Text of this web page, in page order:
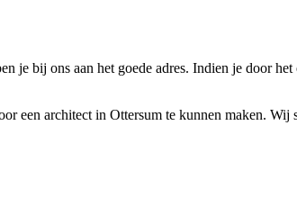
je bij ons aan het goede adres. Indien je door
een architect in Ottersum te kunnen maken.